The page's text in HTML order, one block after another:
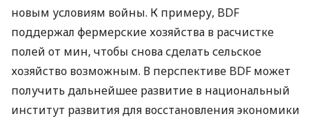
новым условиям войны. К примеру, BDF
поддержал фермерские хозяйства в расчистке
полей от мин, чтобы снова сделать сельское
хозяйство возможным. В перспективе BDF может
получить дальнейшее развитие в национальный
институт развития для восстановления экономики